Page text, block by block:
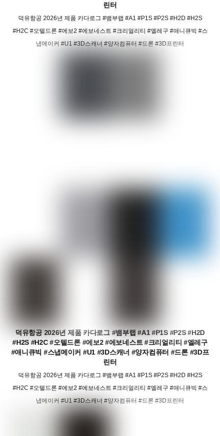
린터
덕유항공 2026년 제품 카다로그 #뱀부랩 #A1 #P1S #P2S #H2D #H2S
#H2C #오텔드론 #에보2 #에보네스트 #크리얼리티 #엘레구 #애니큐빅 #스
냅메이커 #U1 #3D스캐너 #양자컴퓨터 #드론 #3D프린터
덕유항공 2026년 제품 카다로그 #뱀부랩 #A1 #P1S #P2S #H2D
#H2S #H2C #오텔드론 #에보2 #에보네스트 #크리얼리티 #엘레구
#애니큐빅 #스냅메이커 #U1 #3D스캐너 #양자컴퓨터 #드론 #3D프
린터
덕유항공 2026년 제품 카다로그 #뱀부랩 #A1 #P1S #P2S #H2D #H2S
#H2C #오텔드론 #에보2 #에보네스트 #크리얼리티 #엘레구 #애니큐빅 #스
냅메이커 #U1 #3D스캐너 #양자컴퓨터 #드론 #3D프린터